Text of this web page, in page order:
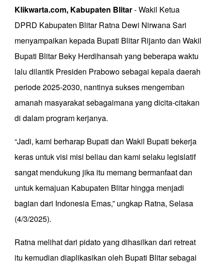
Klikwarta.com, Kabupaten Blitar- Wakil Ketua
DPRD Kabupaten Blitar Ratna Dewi Nirwana Sari
menyampaikan kepada Bupati Blitar Rijanto dan Wakil
Bupati Blitar Beky Herdihansah yang beberapa waktu
lalu dilantik Presiden Prabowo sebagai kepala daerah
periode 2025-2030, nantinya sukses mengemban
amanah masyarakat sebagaimana yang dicita-citakan
di dalam program kerjanya.
“Jadi, kami berharap Bupati dan Wakil Bupati bekerja
keras untuk visi misi beliau dan kami selaku legislatif
sangat mendukung jika itu memang bermanfaat dan
untuk kemajuan Kabupaten Blitar hingga menjadi
bagian dari Indonesia Emas,” ungkap Ratna, Selasa
(4/3/2025).
Ratna melihat dari pidato yang dihasilkan dari retreat
itu kemudian diaplikasikan oleh Bupati Blitar sebagai